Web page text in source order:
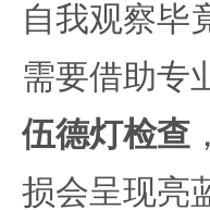
自我观察毕
需要借助专
伍德灯检查
损会呈现亮